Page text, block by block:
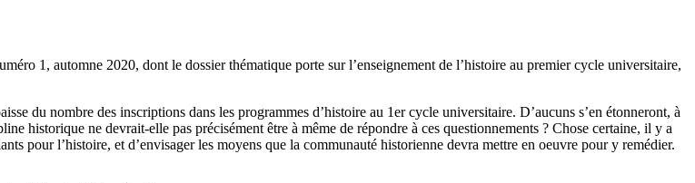
1, automne 2020, dont le dossier thématique porte sur l’enseignement de l’histoire au premier cycle universitaire,
du nombre des inscriptions dans les programmes d’histoire au 1er cycle universitaire. D’aucuns s’en étonneront, à
historique ne devrait-elle pas précisément être à même de répondre à ces questionnements ? Chose certaine, il y a
pour l’histoire, et d’envisager les moyens que la communauté historienne devra mettre en oeuvre pour y remédier.